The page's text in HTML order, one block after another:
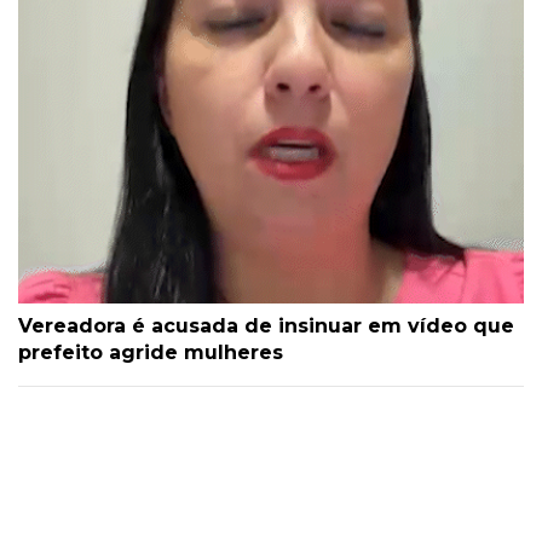
Vereadora é acusada de insinuar em vídeo que
prefeito agride mulheres